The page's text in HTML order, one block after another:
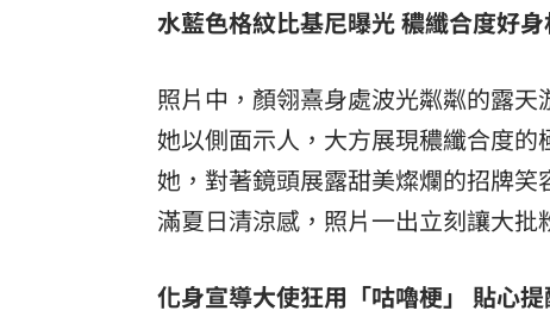
水藍色格紋比基尼曝光 穠纖合度好
照片中，顏翎熹身處波光粼粼的露
她以側面示人，大方展現穠纖合度
她，對著鏡頭展露甜美燦爛的招牌
滿夏日清涼感，照片一出立刻讓大
化身宣導大使狂用「咕嚕梗」 貼心